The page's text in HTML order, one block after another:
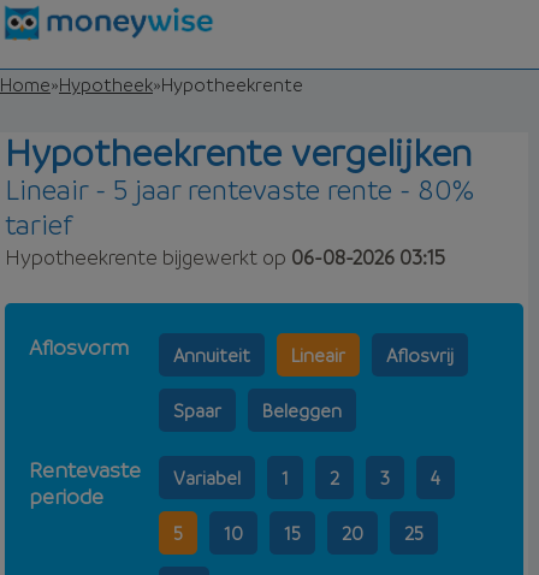
Home»Hypotheek»Hypotheekrente
Hypotheekrente vergelijken
Lineair - 5 jaar rentevaste rente - 80%
tarief
Hypotheekrente bijgewerkt op 06-08-2026 03:15
Aflosvorm Annuiteit Lineair Aflosvrij
Spaar Beleggen
Rentevaste
periode
Variabel 1 2 3 4
5 10 15 20 25